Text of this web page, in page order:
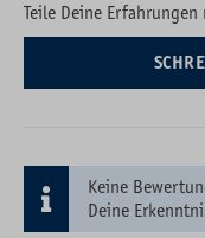
Teile Deine
Keine
Deine